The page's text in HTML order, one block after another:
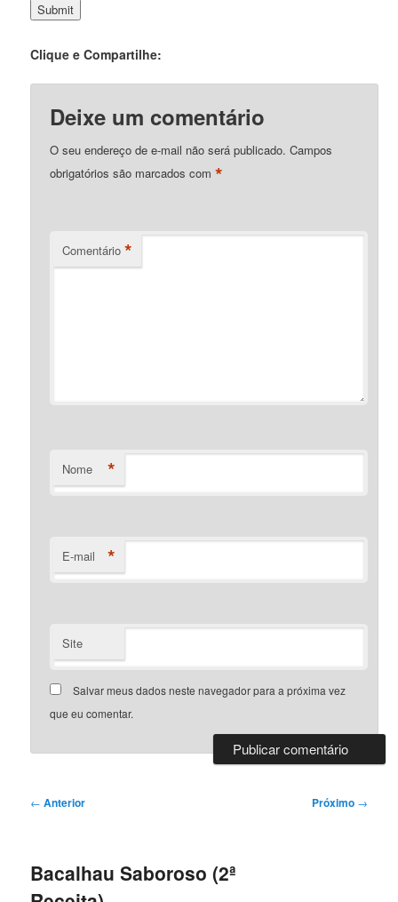
Clique e Compartilhe:
Deixe um comentário
O seu endereço de e-mail não será publicado. Campos
obrigatórios são marcados com*
Comentário *
Nome *
E-mail *
Site
Salvar meus dados neste navegador para a próxima vez
que eu comentar.
Navegação
← Anterior Próximo →
Bacalhau Saboroso (2ª